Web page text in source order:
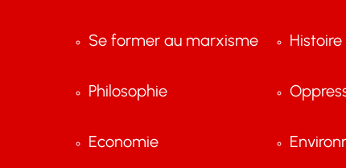
Se former au marxisme
Philosophie
Economie
Histoire